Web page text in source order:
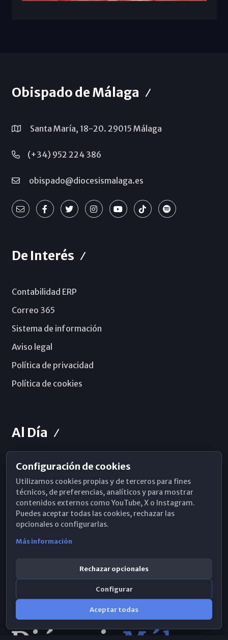
Obispado de Málaga
Santa María, 18-20. 29015 Málaga
(+34) 952 224 386
obispado@diocesismalaga.es
De Interés
Contabilidad ERP
Correo 365
Sistema de información
Aviso legal
Política de privacidad
Política de cookies
Al Día
Horarios de Misa
Hemeroteca
WhatsApp
Configuración de cookies
Utilizamos cookies propias y de terceros para fines
técnicos, de preferencias, analíticos y para mostrar
contenidos externos como YouTube, X o Instagram.
Puedes aceptar todas las cookies, rechazar las
opcionales o configurarlas.
Más información
Rechazar opcionales
Configurar
Aceptar todas